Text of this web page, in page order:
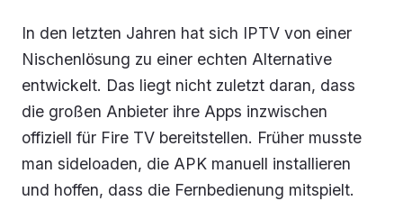
In den letzten Jahren hat sich IPTV von einer
Nischenlösung zu einer echten Alternative
entwickelt. Das liegt nicht zuletzt daran, dass
die großen Anbieter ihre Apps inzwischen
offiziell für Fire TV bereitstellen. Früher musste
man sideloaden, die APK manuell installieren
und hoffen, dass die Fernbedienung mitspielt.